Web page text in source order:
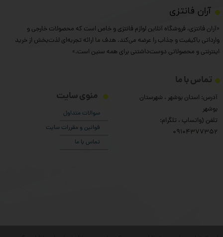
​آران فانتزی
«آران فانتزی، فروشگاه آنلاین لوازم فانتزی و خاص است که محصولات خارجی و
وارداتی باکیفیت و جذاب را عرضه می‌کند. هدف ما ارائه تجربه‌ای لذت‌بخش از خرید
اینترنتی و محصولاتی دوست‌داشتنی برای همه سنین است.»
منوی سایت
سوالات متداول
قوانین و مقررات سایت
تماس با ما
تماس با ما
آدرس: استان بوشهر ، شهرستان
بوشهر
تلفن (واتساپ ، تلگرام:
۰9104377352